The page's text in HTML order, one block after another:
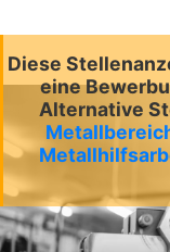
Diese
eine
Alternative